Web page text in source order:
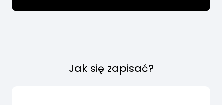
Jak się zapisać?